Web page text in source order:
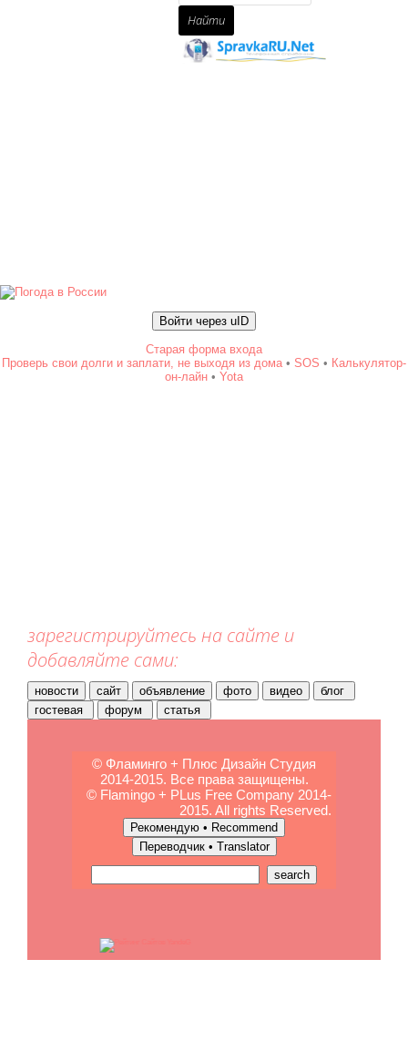
Войти через uID
Старая форма входа
Проверь свои долги и заплати, не выходя из дома • SOS • Калькулятор-
он-лайн • Yota
зарегистрируйтесь на сайте и
добавляйте сами:
© Фламинго + Плюс Дизайн Студия
2014-2015. Все права защищены.
© Flamingo + PLus Free Company 2014-
2015. All rights Reserved.